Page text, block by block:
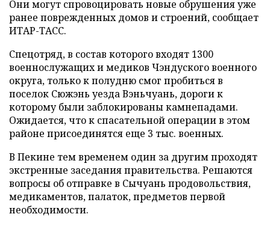
Они могут спровоцировать новые обрушения уже
ранее поврежденных домов и строений, сообщает
ИТАР-ТАСС.
Спецотряд, в состав которого входят 1300
военнослужащих и медиков Чэндуского военного
округа, только к полудню смог пробиться в
поселок Сюжэнь уезда Вэньчуань, дороги к
которому были заблокированы камнепадами.
Ожидается, что к спасательной операции в этом
районе присоединятся еще 3 тыс. военных.
В Пекине тем временем один за другим проходят
экстренные заседания правительства. Решаются
вопросы об отправке в Сычуань продовольствия,
медикаментов, палаток, предметов первой
необходимости.